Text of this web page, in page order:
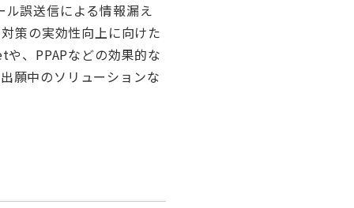
誤送信による情報漏え
策の実効性向上に向けた
、PPAPなどの効果的な
願中のソリューションな